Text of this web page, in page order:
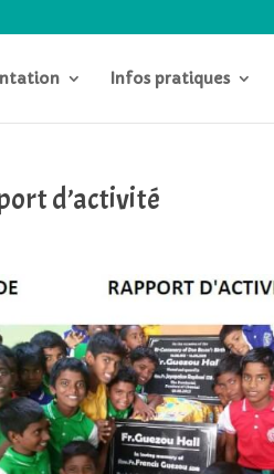
Infos pratiques
d’activité